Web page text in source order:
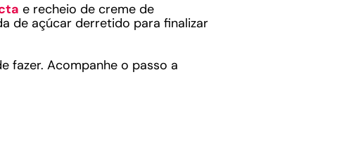
e recheio de creme de
de açúcar derretido para finalizar
fazer. Acompanhe o passo a